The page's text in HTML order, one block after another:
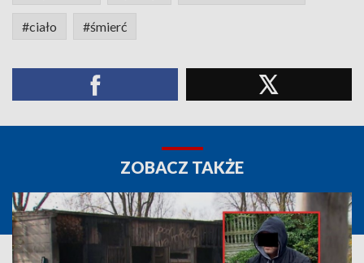
#ciało #śmierć
ZOBACZ TAKŻE